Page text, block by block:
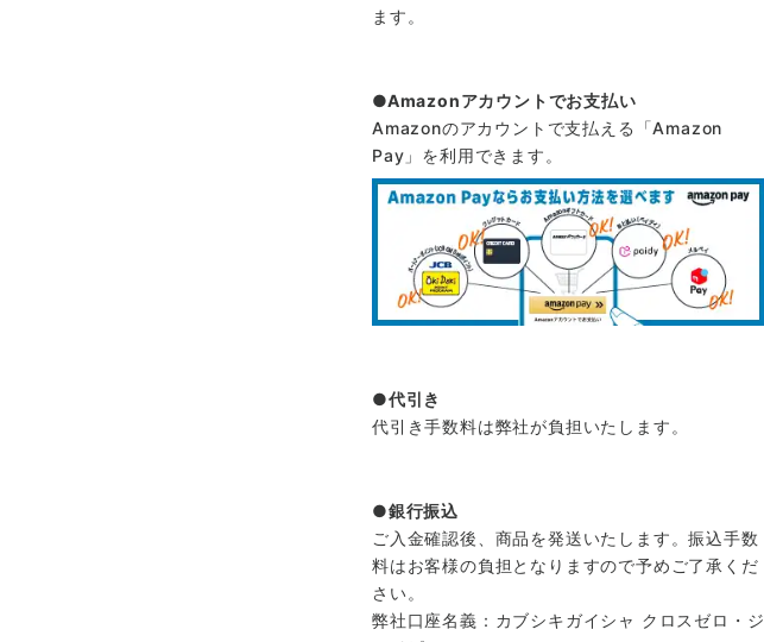
ます。
Amazonアカウントでお支払い
Amazonのアカウントで支払える「Amazon
Pay」を利用できます。
代引き
代引き手数料は弊社が負担いたします。
銀行振込
ご入金確認後、商品を発送いたします。振込手数
料はお客様の負担となりますので予めご了承くだ
さい。
弊社口座名義：カブシキガイシャ クロスゼロ・ジ